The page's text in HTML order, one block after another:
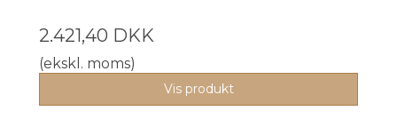
2.421,40 DKK
(ekskl. moms)
Vis produkt